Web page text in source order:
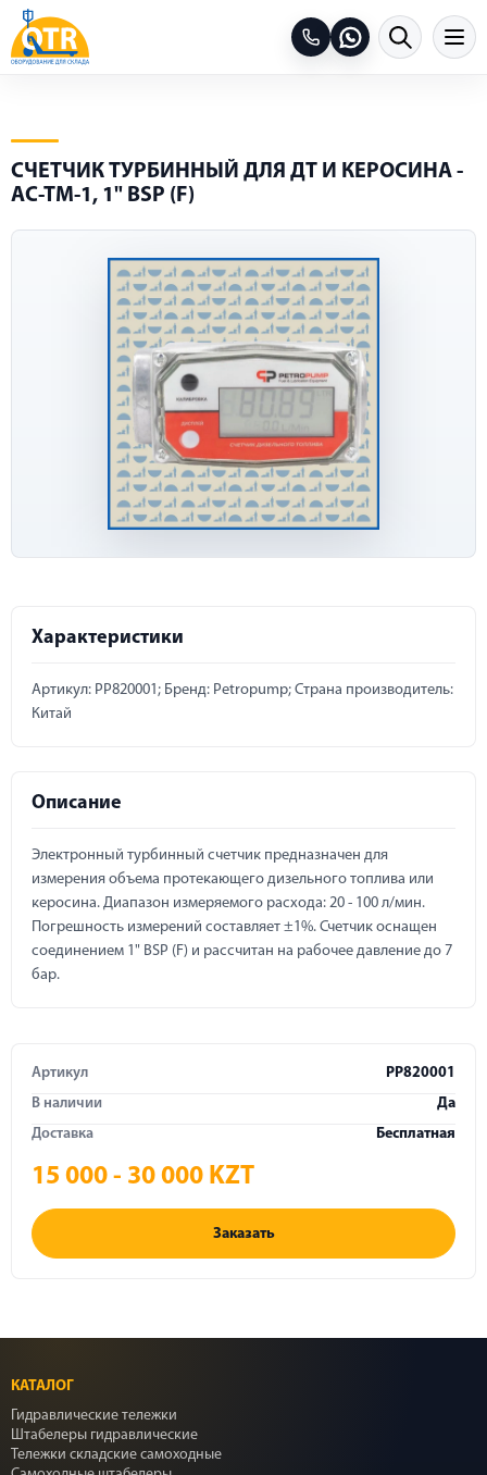
СЧЕТЧИК ТУРБИННЫЙ ДЛЯ ДТ И КЕРОСИНА -
AC-TM-1, 1" BSP (F)
Характеристики
Артикул: PP820001; Бренд: Petropump; Страна производитель:
Китай
Описание
Электронный турбинный счетчик предназначен для
измерения объема протекающего дизельного топлива или
керосина. Диапазон измеряемого расхода: 20 - 100 л/мин.
Погрешность измерений составляет ±1%. Счетчик оснащен
соединением 1" BSP (F) и рассчитан на рабочее давление до 7
бар.
Артикул
PP820001
В наличии
Да
Доставка
Бесплатная
15 000 - 30 000 KZT
Заказать
КАТАЛОГ
Гидравлические тележки
Штабелеры гидравлические
Тележки складские самоходные